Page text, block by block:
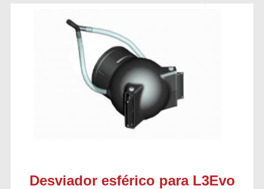
Desviador esférico para L3Evo